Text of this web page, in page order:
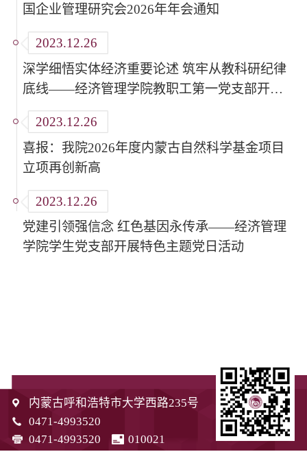
国企业管理研究会2026年年会通知
2023.12.26
深学细悟实体经济重要论述 筑牢从教科研纪律
底线——经济管理学院教职工第一党支部开展
党支部书记讲党课活动
2023.12.26
喜报：我院2026年度内蒙古自然科学基金项目
立项再创新高
2023.12.26
党建引领强信念 红色基因永传承——经济管理
学院学生党支部开展特色主题党日活动
内蒙古呼和浩特市大学西路235号
0471-4993520
0471-4993520
010021